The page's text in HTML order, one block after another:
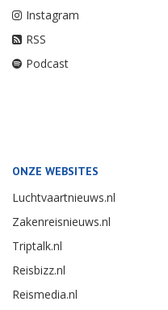
Instagram
RSS
Podcast
ONZE WEBSITES
Luchtvaartnieuws.nl
Zakenreisnieuws.nl
Triptalk.nl
Reisbizz.nl
Reismedia.nl